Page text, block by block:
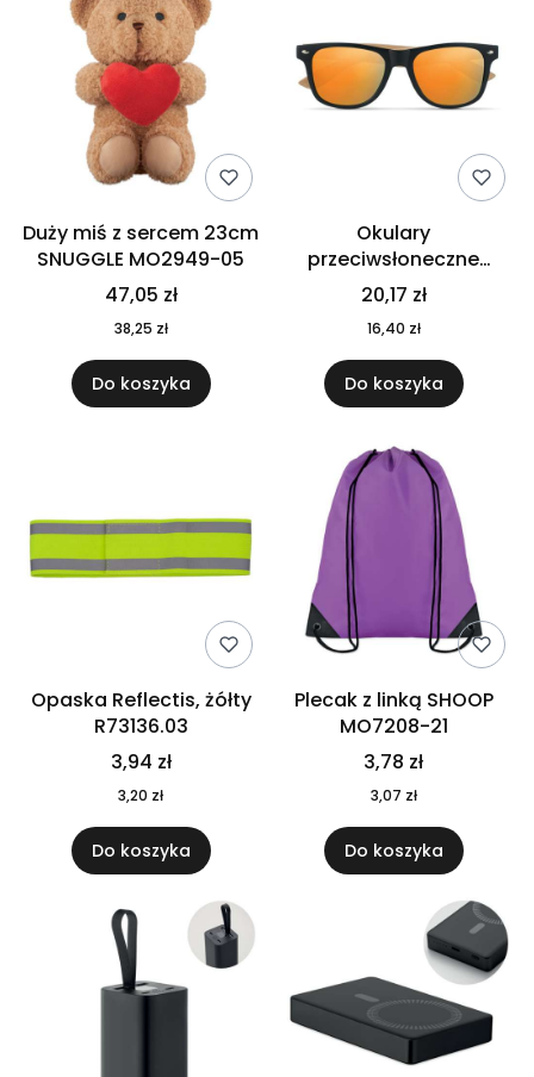
Duży miś z sercem 23cm
SNUGGLE MO2949-05
47,05 zł
38,25 zł
Do koszyka
Okulary
przeciwsłoneczne
CALIFORNIA TOUCH
MO9617-10
20,17 zł
16,40 zł
Do koszyka
Opaska Reflectis, żółty
R73136.03
3,94 zł
3,20 zł
Do koszyka
Plecak z linką SHOOP
MO7208-21
3,78 zł
3,07 zł
Do koszyka